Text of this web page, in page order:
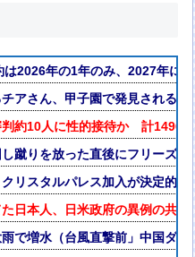
2026年の1年のみ、2027年に
アさん、甲子園で発見される
判約10人に性的接待か 計1496
蹴りを放った直後にフリーズｗ
リスタルパレス加入が決定的
た日本人、日米政府の異例の共
で増水（台風直撃前」中国ダ